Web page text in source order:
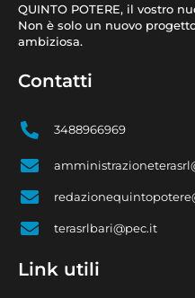
QUINTO POTERE, il vostro
Non è solo un nuovo
ambiziosa.
Contatti
3488966969
terasrlbari@pec.it
Link utili